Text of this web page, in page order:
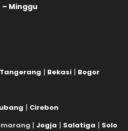
Minggu
Tangerang | Bekasi | Bogor
| Cirebon
| Jogja | Salatiga | Solo